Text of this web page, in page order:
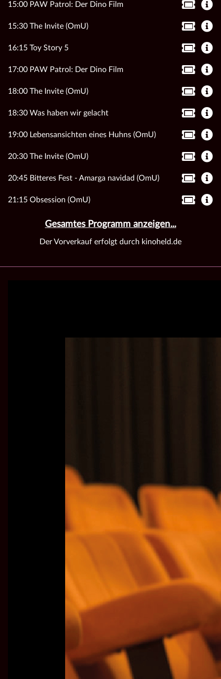
15:00 PAW Patrol: Der Dino Film
15:30 The Invite (OmU)
16:15 Toy Story 5
17:00 PAW Patrol: Der Dino Film
18:00 The Invite (OmU)
18:30 Was haben wir gelacht
19:00 Lebensansichten eines Huhns (OmU)
20:30 The Invite (OmU)
20:45 Bitteres Fest - Amarga navidad (OmU)
21:15 Obsession (OmU)
Gesamtes Programm anzeigen...
Der Vorverkauf erfolgt durch kinoheld.de